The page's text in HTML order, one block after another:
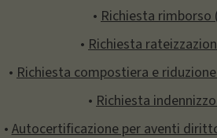
• Richiesta rimborso
• Richiesta
• Richiesta compostiera e
• Richiesta
• Autocertificazione per aventi